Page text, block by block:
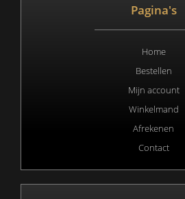
Pagina's
Home
Bestellen
Mijn account
Winkelmand
Afrekenen
Contact